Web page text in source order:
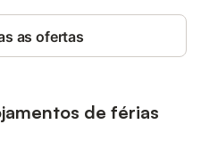
as ofertas
de férias